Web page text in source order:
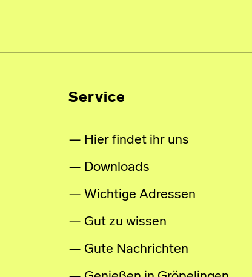
Service
Hier findet ihr uns
Downloads
Wichtige Adressen
Gut zu wissen
Gute Nachrichten